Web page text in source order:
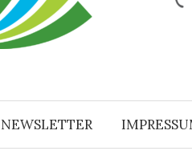
NEWSLETTER